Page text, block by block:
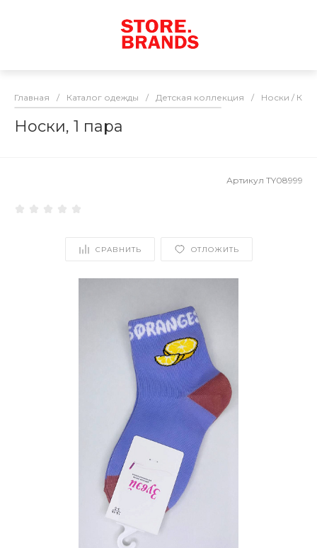
Главная / Каталог одежды / Детская коллекция / Носки /
Носки, 1 пара
Артикул TY08999
СРАВНИТЬ ОТЛОЖИТЬ